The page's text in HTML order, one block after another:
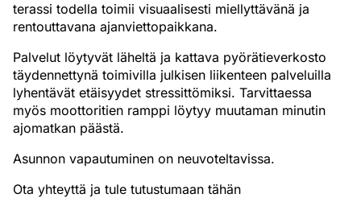
terassi todella toimii visuaalisesti miellyttävänä ja
rentouttavana ajanviettopaikkana.
Palvelut löytyvät läheltä ja kattava pyörätieverkosto
täydennettynä toimivilla julkisen liikenteen palveluilla
lyhentävät etäisyydet stressittömiksi. Tarvittaessa
myös moottoritien ramppi löytyy muutaman minutin
ajomatkan päästä.
Asunnon vapautuminen on neuvoteltavissa.
Ota yhteyttä ja tule tutustumaan tähän